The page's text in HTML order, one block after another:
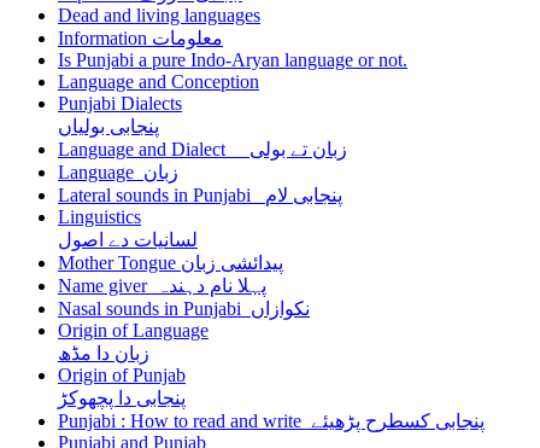
Dead and living languages
Information معلومات
Is Punjabi a pure Indo-Aryan language or not.
Language and Conception
Punjabi Dialects
پنجابی بولیاں
Language and Dialect زبان تے بولی
Language زبان
Lateral sounds in Punjabi پنجابی لام
Linguistics
لسانیات دے اصول
Mother Tongue پیدائشی زبان
Name giver پہلا نام دہندہ
Nasal sounds in Punjabi نکوازاں
Origin of Language
زبان دا مڈھ
Origin of Punjab
پنجابی دا پچھوکڑ
Punjabi : How to read and write پنجابی کسطرح پڑھیئے
Punjabi and Punjab